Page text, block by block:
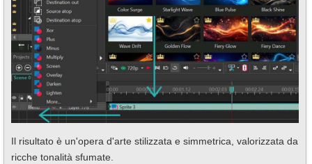
Il risultato è un'opera d'arte stilizzata e simmetrica, valorizzata da
ricche tonalità sfumate.